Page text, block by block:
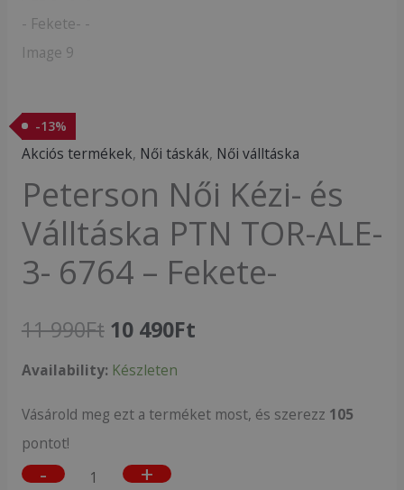
-13%
Akciós termékek, Női táskák, Női válltáska
Peterson Női Kézi- és
Válltáska PTN TOR-ALE-
3- 6764 – Fekete-
11 990Ft 10 490Ft
Availability: Készleten
Vásárold meg ezt a terméket most, és szerezz 105
pontot!
- +